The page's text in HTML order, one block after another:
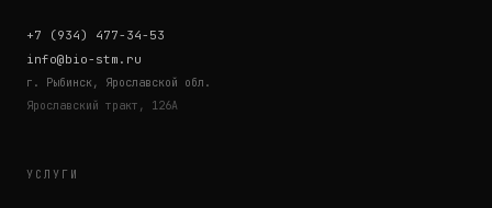
+7 (934) 477-34-53
info@bio-stm.ru
г. Рыбинск, Ярославской обл.
Ярославский тракт, 126А
УСЛУГИ